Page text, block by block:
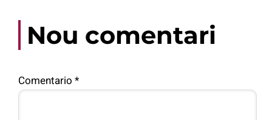
Nou comentari
Comentario *